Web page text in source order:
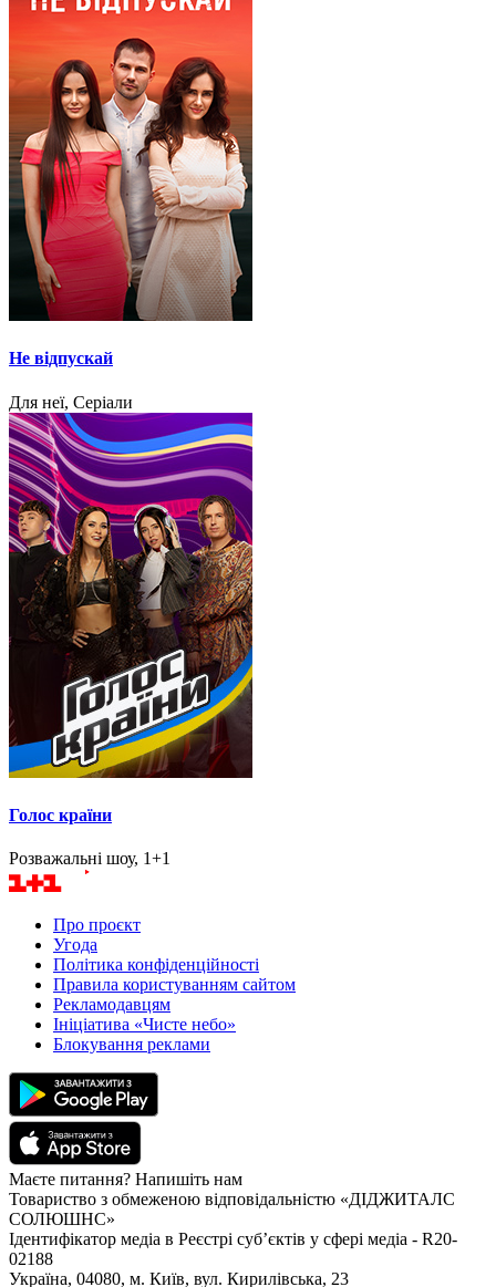
Не відпускай
Для неї, Серіали
Голос країни
Розважальні шоу, 1+1
Про проєкт
Угода
Політика конфіденційності
Правила користуванням сайтом
Рекламодавцям
Ініціатива «Чисте небо»
Блокування реклами
Маєте питання? Напишіть нам
Товариство з обмеженою відповідальністю «ДІДЖИТАЛС
СОЛЮШНС»
Ідентифікатор медіа в Реєстрі суб’єктів у сфері медіа - R20-
02188
Україна, 04080, м. Київ, вул. Кирилівська, 23